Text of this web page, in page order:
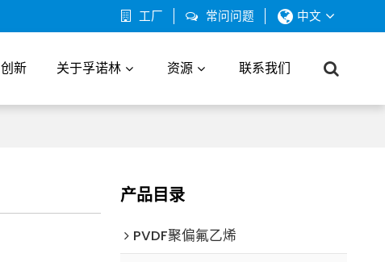
工厂 常问问题 中文
创新 关于孚诺林 资源 联系我们
产品目录
PVDF聚偏氟乙烯